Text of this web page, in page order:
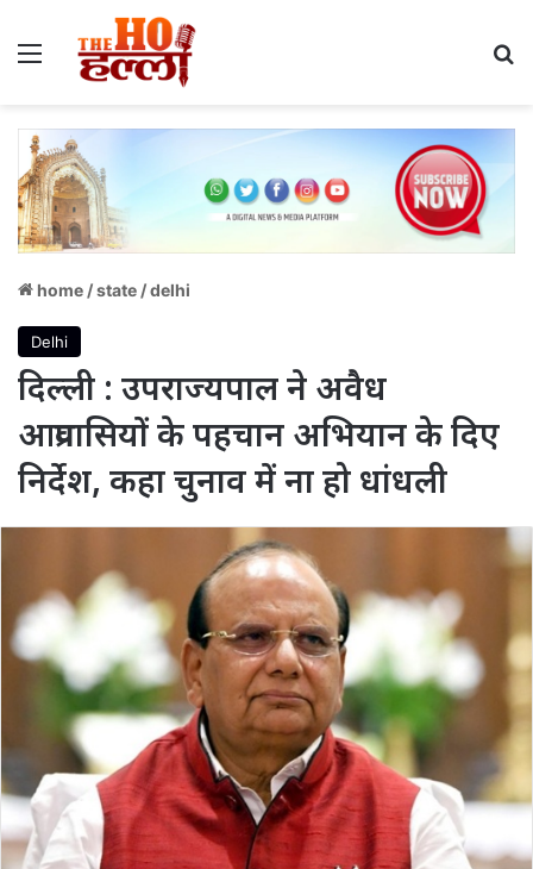
Menu
home /state /delhi
Delhi
दिल्ली : उपराज्यपाल ने अवैध
आप्रवासियों के पहचान अभियान के दिए
निर्देश, कहा चुनाव में ना हो धांधली